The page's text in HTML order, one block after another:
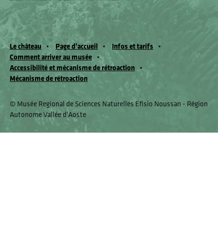
Le château Page d’accueil
Infos et tarifs
Comment arriver au musée
Accessibilité et mécanisme de rétroaction
Mécanisme de rétroaction
© Musée Regional de Sciences Naturelles Efisio Noussan - Région
Autonome Vallée d'Aoste